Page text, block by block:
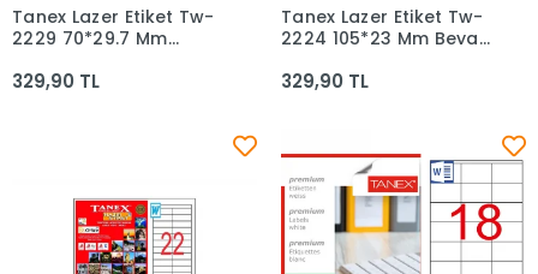
Sepete Ekle
Tanex Lazer Etiket Tw-
2229 70*29.7 Mm
329,90 TL
Sepete Ekle
Tanex Lazer Etiket Tw-
2224 105*23 Mm Beyaz
329,90 TL